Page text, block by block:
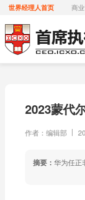
世界经理人首页 商
2023蒙代
作者：编辑部
摘要： 华为任正